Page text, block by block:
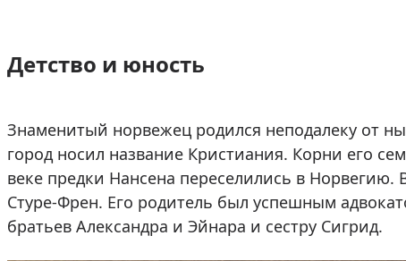
Детство и юность
Знаменитый норвежец родился неподалеку от
город носил название Кристиания. Корни его
веке предки Нансена переселились в Норвегию.
Стуре-Френ. Его родитель был успешным
братьев Александра и Эйнара и сестру Сигрид.